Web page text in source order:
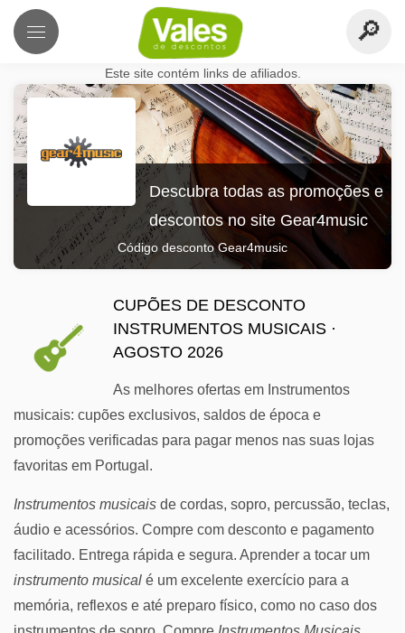
Este site contém links de afiliados.
Descubra todas as promoções e
descontos no site Gear4music
Código desconto Gear4music
CUPÕES DE DESCONTO
INSTRUMENTOS MUSICAIS ·
AGOSTO 2026
As melhores ofertas em Instrumentos
musicais: cupões exclusivos, saldos de época e
promoções verificadas para pagar menos nas suas lojas
favoritas em Portugal.
Instrumentos musicais de cordas, sopro, percussão, teclas,
áudio e acessórios. Compre com desconto e pagamento
facilitado. Entrega rápida e segura. Aprender a tocar um
instrumento musical é um excelente exercício para a
memória, reflexos e até preparo físico, como no caso dos